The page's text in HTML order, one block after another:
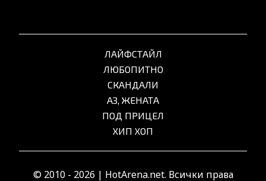
ЛАЙФСТАЙЛ
ЛЮБОПИТНО
СКАНДАЛИ
АЗ, ЖЕНАТА
ПОД ПРИЦЕЛ
ХИП ХОП
© 2010 - 2026 | HotArena.net. Всички права